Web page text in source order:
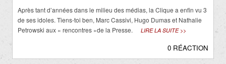
Après tant d’années dans le milieu des médias, la Clique a enfin vu 3
de ses idoles. Tiens-toi ben, Marc Cassivi, Hugo Dumas et Nathalie
Petrowski aux « rencontres »de la Presse.
LIRE LA SUITE >>
0 RÉACTION